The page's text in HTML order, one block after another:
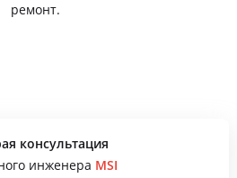
ремонт.
консультация
инженера MSI